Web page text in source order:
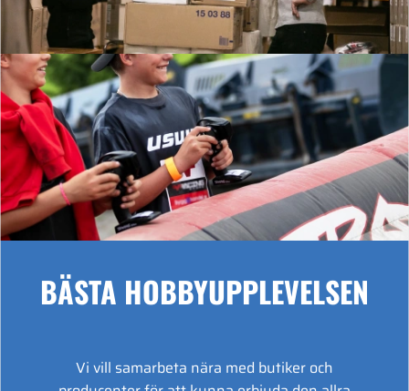
BÄSTA HOBBYUPPLEVELSEN
Vi vill samarbeta nära med butiker och